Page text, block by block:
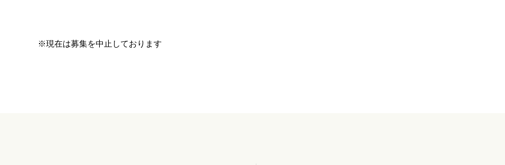
※現在は募集を中止しております